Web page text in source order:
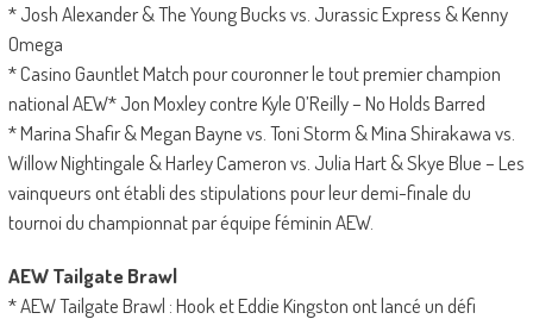
* Josh Alexander & The Young Bucks vs. Jurassic Express & Kenny
Omega
* Casino Gauntlet Match pour couronner le tout premier champion
national AEW* Jon Moxley contre Kyle O’Reilly – No Holds Barred
* Marina Shafir & Megan Bayne vs. Toni Storm & Mina Shirakawa vs.
Willow Nightingale & Harley Cameron vs. Julia Hart & Skye Blue – Les
vainqueurs ont établi des stipulations pour leur demi-finale du
tournoi du championnat par équipe féminin AEW.
AEW Tailgate Brawl
* AEW Tailgate Brawl : Hook et Eddie Kingston ont lancé un défi